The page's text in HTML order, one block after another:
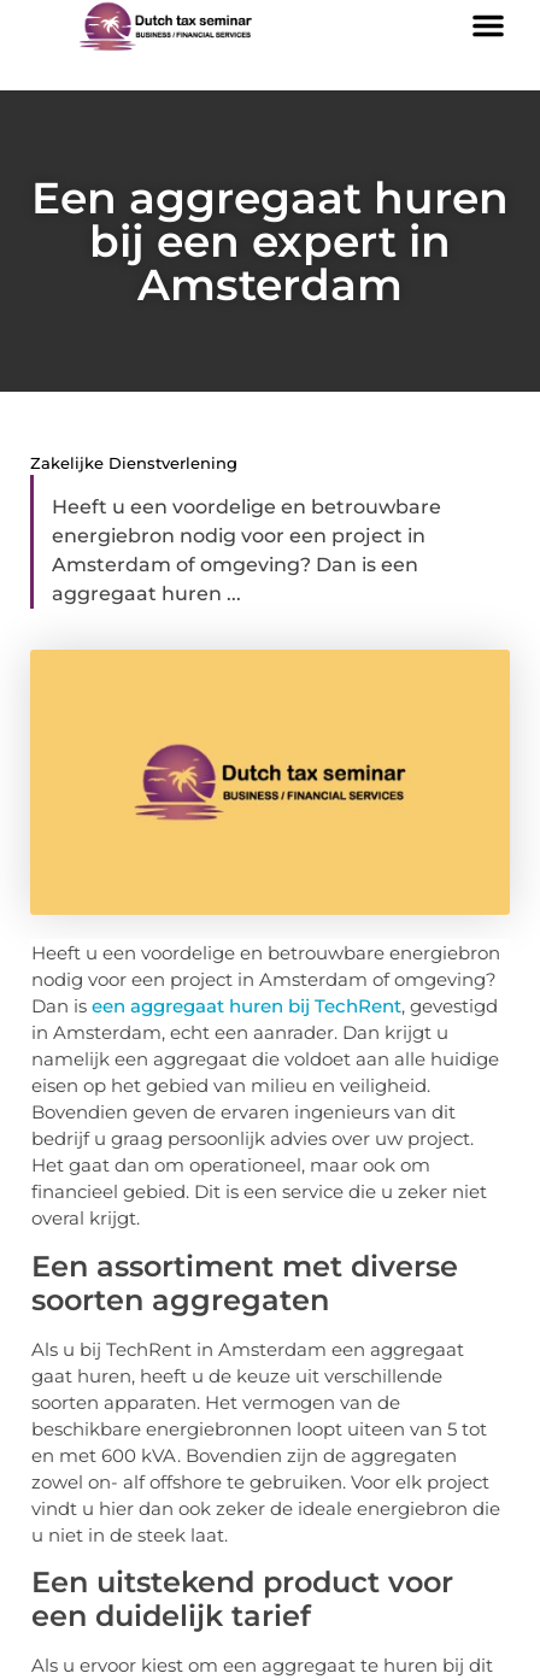
Een aggregaat huren
bij een expert in
Amsterdam
Zakelijke Dienstverlening
Heeft u een voordelige en betrouwbare
energiebron nodig voor een project in
Amsterdam of omgeving? Dan is een
aggregaat huren ...
Heeft u een voordelige en betrouwbare energiebron
nodig voor een project in Amsterdam of omgeving?
Dan is een aggregaat huren bij TechRent, gevestigd
in Amsterdam, echt een aanrader. Dan krijgt u
namelijk een aggregaat die voldoet aan alle huidige
eisen op het gebied van milieu en veiligheid.
Bovendien geven de ervaren ingenieurs van dit
bedrijf u graag persoonlijk advies over uw project.
Het gaat dan om operationeel, maar ook om
financieel gebied. Dit is een service die u zeker niet
overal krijgt.
Een assortiment met diverse
soorten aggregaten
Als u bij TechRent in Amsterdam een aggregaat
gaat huren, heeft u de keuze uit verschillende
soorten apparaten. Het vermogen van de
beschikbare energiebronnen loopt uiteen van 5 tot
en met 600 kVA. Bovendien zijn de aggregaten
zowel on- alf offshore te gebruiken. Voor elk project
vindt u hier dan ook zeker de ideale energiebron die
u niet in de steek laat.
Een uitstekend product voor
een duidelijk tarief
Als u ervoor kiest om een aggregaat te huren bij dit